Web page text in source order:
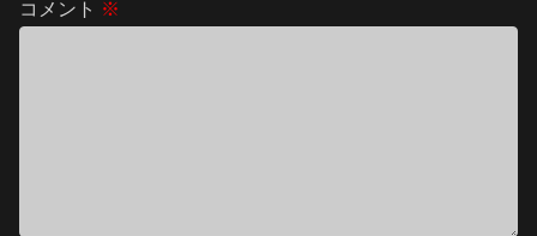
コメント ※